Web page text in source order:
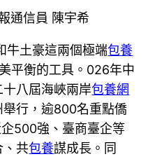
通信員 陳宇希
牛土豪這兩個極端包養
平衡的工具。026年中
八屆海峽兩岸包養網
舉行，逾800名重點僑
500強、臺商臺企等
、共包養謀成長。同